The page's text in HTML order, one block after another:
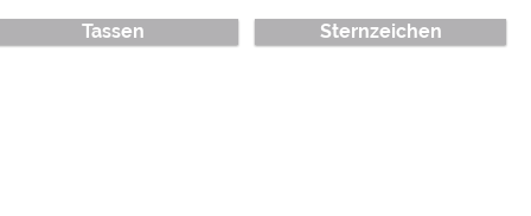
Tassen Sternzeichen